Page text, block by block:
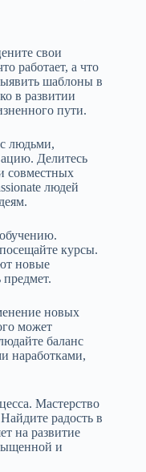
свои
работает, а что
шаблоны в
в развитии
пути.
людьми,
Делитесь
совместных
людей
курсы.
новые
новых
может
баланс
наработками,
Мастерство
радость в
на развитие
и